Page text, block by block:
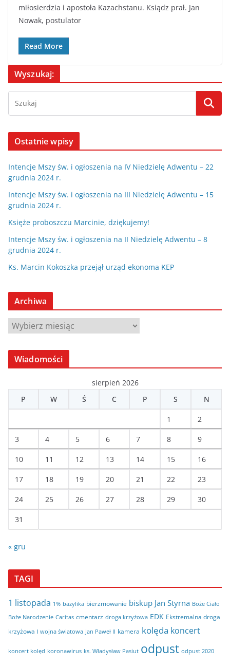
miłosierdzia i apostoła Kazachstanu. Ksiądz prał. Jan
Nowak, postulator
Read More
Wyszukaj:
Ostatnie wpisy
Intencje Mszy św. i ogłoszenia na IV Niedzielę Adwentu – 22
grudnia 2024 r.
Intencje Mszy św. i ogłoszenia na III Niedzielę Adwentu – 15
grudnia 2024 r.
Księże proboszczu Marcinie, dziękujemy!
Intencje Mszy św. i ogłoszenia na II Niedzielę Adwentu – 8
grudnia 2024 r.
Ks. Marcin Kokoszka przejął urząd ekonoma KEP
Archiwa
A
r
c
w
Wiadomości
sierpień 2026
P
W Ś C P S N
1 2
3 4 5 6 7 8 9
10 11 12 13 14 15 16
17 18 19 20 21 22 23
24 25 26 27 28 29 30
31
« gru
TAGI
1 listopada 1% bazylika bierzmowanie biskup Jan Styrna Boże Ciało
Boże Narodzenie Caritas cmentarz droga krzyżowa EDK Ekstremalna droga
krzyżowa I wojna światowa Jan Paweł II kamera kolęda koncert
koncert kolęd koronawirus ks. Władysław Pasiut odpust odpust 2020